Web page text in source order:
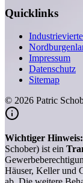
Quicklinks
Impressum
Datenschutz
Sitemap
© 2026 Patric
Wichtiger Hinweis:
Schober) ist ein
Häuser, Keller und